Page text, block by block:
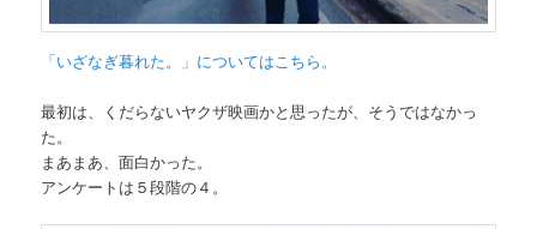
「いざなぎ暮れた。」についてはこちら。
最初は、くだらないヤクザ映画かと思ったが、そうではなかっ
た。
まあまあ、面白かった。
アンケートは５段階の４。